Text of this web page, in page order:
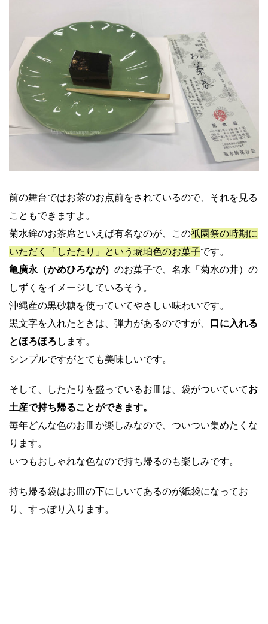
前の舞台ではお茶のお点前をされているので、それを見る
こともできますよ。
菊水鉾のお茶席といえば有名なのが、この祇園祭の時期に
いただく「したたり」という琥珀色のお菓子です。
亀廣永（かめひろなが） のお菓子で、名水「菊水の井）の
しずくをイメージしているそう。
沖縄産の黒砂糖を使っていてやさしい味わいです。
黒文字を入れたときは、弾力があるのですが、
口に入れる
とほろほろ します。
シンプルですがとても美味しいです。
そして、したたりを盛っているお皿は、袋がついていてお
土産で持ち帰ることができます。
毎年どんな色のお皿か楽しみなので、ついつい集めたくな
ります。
いつもおしゃれな色なので持ち帰るのも楽しみです。
持ち帰る袋はお皿の下にしいてあるのが紙袋になってお
り、すっぽり入ります。